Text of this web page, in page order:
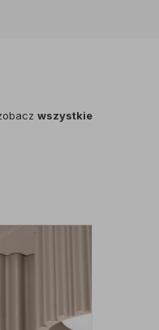
wszystkie